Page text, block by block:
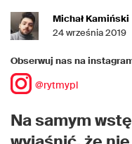
Michał Kamiński
24 września 2019
Obserwuj nas na
@rytmypl
Na samym